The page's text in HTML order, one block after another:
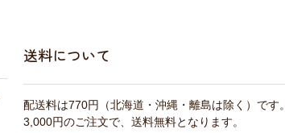
送料について
配送料は770円（北海道・沖縄・離島は除く）です。
3,000円のご注文で、送料無料となります。